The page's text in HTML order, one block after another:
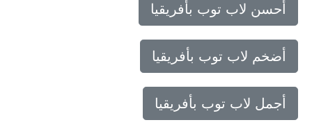
أحسن لاب توب بأفريقيا
أضخم لاب توب بأفريقيا
أجمل لاب توب بأفريقيا